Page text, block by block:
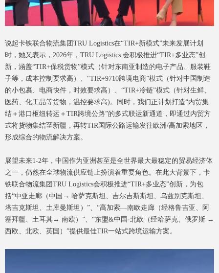
说起卡铁联合物流集团TRU Logistics在“TIR+新模式”未来发展计划
时，她又表示，2026年，TRU Logistics 会积极推进“TIR+多业态”创
新，涵盖“TIR+保税货物”模式（针对东南亚制造的电子产品、服装鞋
子等，成本控制要求高）、“TIR+9710跨境电商”模式（针对中国制造
的小包裹、电商快件，时效要求高）、“TIR+冷链”模式（针对生鲜、
医药、化工品等货物，温控要求高)。同时，我们正计划打造“内贸集
结＋港口枢纽转运＋TIR跨境公路”的多式联运新通道，即通过内贸方
式将货物集结至新疆，再转TIR国际公路运输发往欧洲/高加索地区，
形成综合的物流解决方案。
展望未来1-2年，中国作为亚洲甚至是全世界最大最稳定的贸易经济体
之一，仍然在全球物流供应链上扮演着重要角色。在此大背景下，卡
铁联合物流集团TRU Logistics会积极推进“TIR+多业态”创新，为包
括“中亚走廊（中国→ 哈萨克斯坦、吉尔吉斯斯坦、乌兹别克斯坦、
塔吉克斯坦、土库曼斯坦）”、“高加索—南欧走廊（经格鲁吉亚、阿
塞拜疆、土耳其→ 南欧）”、“东盟&中国-北欧（经哈萨克、俄罗斯 →
西欧、北欧、英国）”提供最佳TIR一站式跨境运输方案。